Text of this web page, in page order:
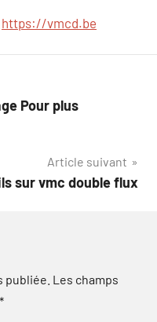
https://vmcd.be
Pour plus
Article suivant
sur vmc double flux
publiée. Les champs
*